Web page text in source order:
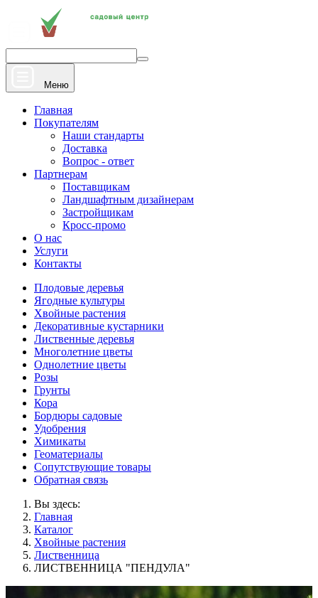
Меню
Главная
Покупателям
Наши стандарты
Доставка
Вопрос - ответ
Партнерам
Поставщикам
Ландшафтным дизайнерам
Застройщикам
Кросс-промо
О нас
Услуги
Контакты
Плодовые деревья
Ягодные культуры
Хвойные растения
Декоративные кустарники
Лиственные деревья
Многолетние цветы
Однолетние цветы
Розы
Грунты
Кора
Бордюры садовые
Удобрения
Химикаты
Геоматериалы
Сопутствующие товары
Обратная связь
Вы здесь:
Главная
Каталог
Хвойные растения
Лиственница
ЛИСТВЕННИЦА "ПЕНДУЛА"